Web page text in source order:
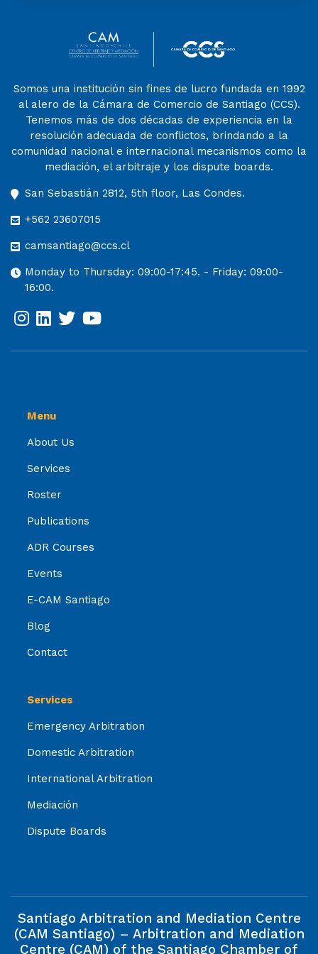
Somos una institución sin fines de lucro fundada en 1992
al alero de la Cámara de Comercio de Santiago (CCS).
Tenemos más de dos décadas de experiencia en la
resolución adecuada de conflictos, brindando a la
comunidad nacional e internacional mecanismos como la
mediación, el arbitraje y los dispute boards.
San Sebastián 2812, 5th floor, Las Condes.
+562 23607015
camsantiago@ccs.cl
Monday to Thursday: 09:00-17:45. - Friday: 09:00-
16:00.
Menu
About Us
Services
Roster
Publications
ADR Courses
Events
E-CAM Santiago
Blog
Contact
Services
Emergency Arbitration
Domestic Arbitration
International Arbitration
Mediación
Dispute Boards
Santiago Arbitration and Mediation Centre
(CAM Santiago) – Arbitration and Mediation
Centre (CAM) of the Santiago Chamber of